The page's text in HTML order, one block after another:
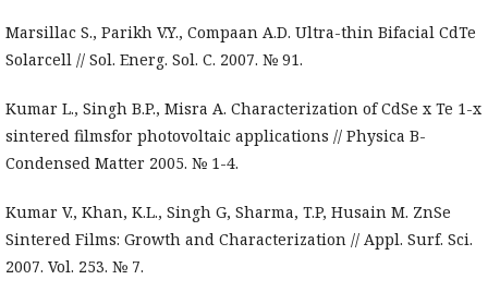
Marsillac S., Parikh V.Y., Compaan A.D. Ultra-thin Bifacial CdTe
Solarcell // Sol. Energ. Sol. C. 2007. № 91.
Kumar L., Singh B.P., Misra A. Characterization of CdSe x Te 1-x
sintered filmsfor photovoltaic applications // Physica B-
Condensed Matter 2005. № 1-4.
Kumar V., Khan, K.L., Singh G, Sharma, T.P, Husain M. ZnSe
Sintered Films: Growth and Characterization // Appl. Surf. Sci.
2007. Vol. 253. № 7.